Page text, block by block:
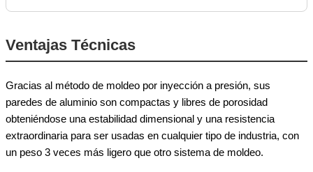
Ventajas Técnicas
Gracias al método de moldeo por inyección a presión, sus
paredes de aluminio son compactas y libres de porosidad
obteniéndose una estabilidad dimensional y una resistencia
extraordinaria para ser usadas en cualquier tipo de industria, con
un peso 3 veces más ligero que otro sistema de moldeo.